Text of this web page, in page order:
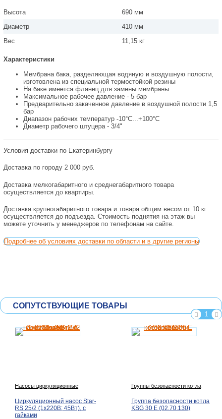
Высота
690 мм
Диаметр
410 мм
Вес
11,15 кг
Характеристики
Мембрана бака, разделяющая водяную и воздушную полости,
изготовлена из специальной термостойкой резины
На баке имеется фланец для замены мембраны
Максимальное рабочее давление - 5 бар
Предварительно закаченное давление в воздушной полости 1,5
бар
Диапазон рабочих температур -10°С...+100°С
Диаметр рабочего штуцера - 3/4"
Условия доставки по Екатеринбургу
Доставка по городу 2 000 руб.
Доставка мелкогабаритного и среднегабаритного товара
осуществляется до квартиры.
Доставка крупногабаритного товара и товара общим весом от 10 кг
осуществляется до подъезда. Стоимость поднятия на этаж вы
можете уточнить у менеджеров по телефонам на сайте.
Подробнее об условиях доставки по области и в другие регионы
СОПУТСТВУЮЩИЕ ТОВАРЫ
1
Насосы циркуляционные
Циркуляционный насос Star-
RS 25/2 (1х220В; 45Вт), с
гайками
Группы безопасности котла
Группа безопасности котла
KSG 30 E (02.70.130)